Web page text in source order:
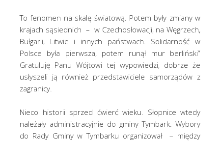
To fenomen na skalę światową. Potem były zmiany w
krajach sąsiednich – w Czechosłowacji, na Węgrzech,
Bułgarii, Litwie i innych państwach. Solidarność w
Polsce była pierwsza, potem runął mur berliński”
Gratuluję Panu Wójtowi tej wypowiedzi, dobrze że
usłyszeli ją również przedstawiciele samorządów z
zagranicy.
Nieco historii sprzed ćwierć wieku. Słopnice wtedy
należały administracyjnie do gminy Tymbark. Wybory
do Rady Gminy w Tymbarku organizował – między